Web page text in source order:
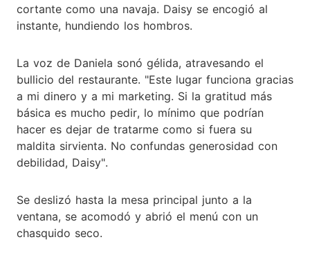
cortante como una navaja. Daisy se encogió al
instante, hundiendo los hombros.
La voz de Daniela sonó gélida, atravesando el
bullicio del restaurante. "Este lugar funciona gracias
a mi dinero y a mi marketing. Si la gratitud más
básica es mucho pedir, lo mínimo que podrían
hacer es dejar de tratarme como si fuera su
maldita sirvienta. No confundas generosidad con
debilidad, Daisy".
Se deslizó hasta la mesa principal junto a la
ventana, se acomodó y abrió el menú con un
chasquido seco.